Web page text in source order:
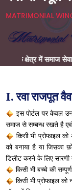
MATRIMONIAL
समाज सेवा करना चाहते
I. रवा राजपूत
इस पोर्टल पर केवल
समाज से सम्बन्ध रखते है एवं
किसी भी प्रोफाइल
को बनाया है या जिसका
डिलीट करने के लिए सारणी
किसी भी बच्चे की
किसी भी प्रोफाइल